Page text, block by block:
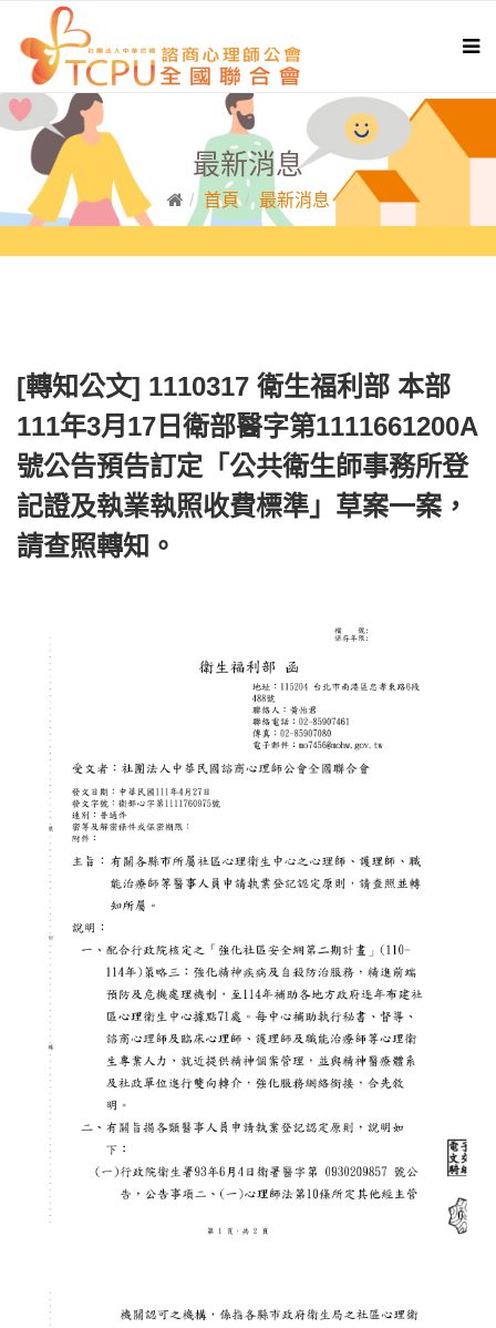
最新消息
首頁 最新消息
[轉知公文] 1110317 衛生福利部 本部
111年3月17日衛部醫字第1111661200A
號公告預告訂定「公共衛生師事務所登
記證及執業執照收費標準」草案一案，
請查照轉知。